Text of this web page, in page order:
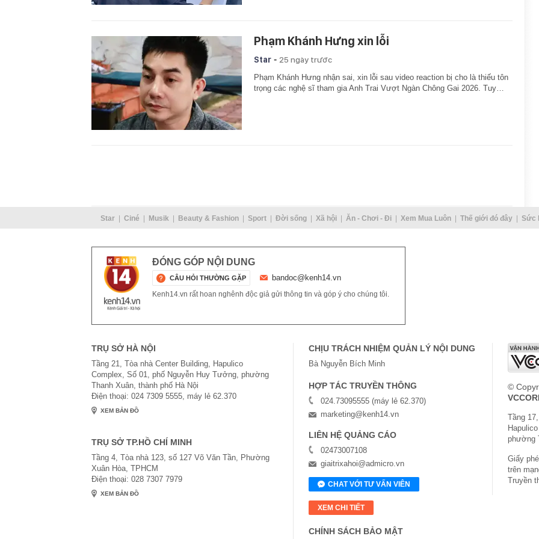
Phạm Khánh Hưng xin lỗi
Star - 25 ngày trước
Phạm Khánh Hưng nhận sai, xin lỗi sau video reaction bị cho là thiếu tôn
trọng các nghệ sĩ tham gia Anh Trai Vượt Ngàn Chông Gai 2026. Tuy…
Star Ciné Musik Beauty & Fashion Sport Đời sống Xã hội Ăn - Chơi - Đi Xem Mua Luôn Thế giới đó đây Sức
ĐÓNG GÓP NỘI DUNG
CÂU HỎI THƯỜNG GẶP bandoc@kenh14.vn
Kenh14.vn rất hoan nghênh độc giả gửi thông tin và góp ý cho chúng tôi.
TRỤ SỞ HÀ NỘI
Tầng 21, Tòa nhà Center Building, Hapulico
Complex, Số 01, phố Nguyễn Huy Tưởng, phường
Thanh Xuân, thành phố Hà Nội
Điện thoại: 024 7309 5555, máy lẻ 62.370
XEM BẢN ĐỒ
TRỤ SỞ TP.HỒ CHÍ MINH
Tầng 4, Tòa nhà 123, số 127 Võ Văn Tần, Phường
Xuân Hòa, TPHCM
Điện thoại: 028 7307 7979
XEM BẢN ĐỒ
CHỊU TRÁCH NHIỆM QUẢN LÝ NỘI DUNG
Bà Nguyễn Bích Minh
HỢP TÁC TRUYỀN THÔNG
024.73095555 (máy lẻ 62.370)
marketing@kenh14.vn
LIÊN HỆ QUẢNG CÁO
02473007108
giaitrixahoi@admicro.vn
CHAT VỚI TƯ VẤN VIÊN
XEM CHI TIẾT
CHÍNH SÁCH BẢO MẬT
©
Tầng
phường
Giấy
trên
Truyền